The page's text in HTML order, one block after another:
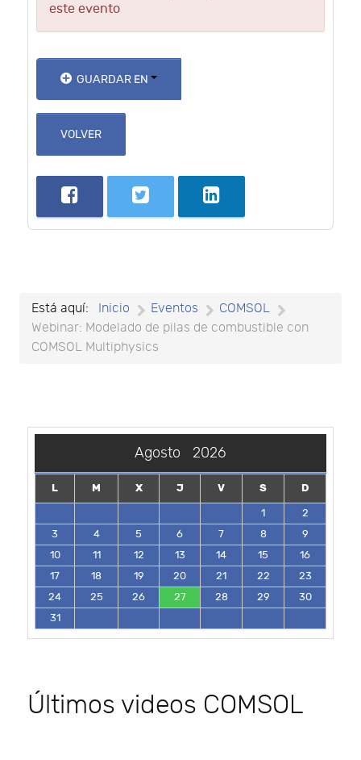
este evento
GUARDAR EN
VOLVER
Está aquí: Inicio Eventos
COMSOL
Webinar: Modelado de pilas de combustible con
COMSOL Multiphysics
Agosto 2026
L M X J V S
D
1
2
3
4 5 6 7 8
9
10
11 12 13 14 15
16
17
18 19 20 21 22
23
24
25 26 27 28 29
30
31
Últimos videos COMSOL